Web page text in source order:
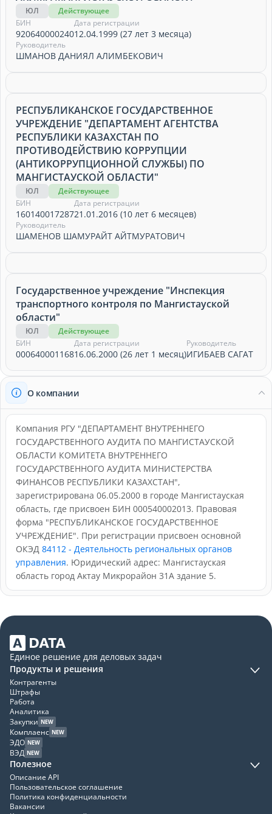
ЮЛ
Действующее
БИН
920640000240
Дата регистрации
12.04.1999 (27 лет 3 месяца)
Руководитель
ШМАНОВ ДАНИЯЛ АЛИМБЕКОВИЧ
РЕСПУБЛИКАНСКОЕ ГОСУДАРСТВЕННОЕ
УЧРЕЖДЕНИЕ "ДЕПАРТАМЕНТ АГЕНТСТВА
РЕСПУБЛИКИ КАЗАХСТАН ПО
ПРОТИВОДЕЙСТВИЮ КОРРУПЦИИ
(АНТИКОРРУПЦИОННОЙ СЛУЖБЫ) ПО
МАНГИСТАУСКОЙ ОБЛАСТИ"
ЮЛ
Действующее
БИН
160140017287
Дата регистрации
21.01.2016 (10 лет 6 месяцев)
Руководитель
ШАМЕНОВ ШАМУРАЙТ АЙТМУРАТОВИЧ
Государственное учреждение "Инспекция
транспортного контроля по Мангистауской
области"
ЮЛ
Действующее
БИН
000640001168
Дата регистрации
16.06.2000 (26 лет 1 месяц)
Руководитель
ИГИБАЕВ САГАТ
О компании
Компания РГУ "ДЕПАРТАМЕНТ ВНУТРЕННЕГО
ГОСУДАРСТВЕННОГО АУДИТА ПО МАНГИСТАУСКОЙ
ОБЛАСТИ КОМИТЕТА ВНУТРЕННЕГО
ГОСУДАРСТВЕННОГО АУДИТА МИНИСТЕРСТВА
ФИНАНСОВ РЕСПУБЛИКИ КАЗАХСТАН",
зарегистрирована 06.05.2000 в городе Мангистауская
область, где присвоен БИН 000540002013. Правовая
форма "РЕСПУБЛИКАНСКОЕ ГОСУДАРСТВЕННОЕ
УЧРЕЖДЕНИЕ". При регистрации присвоен основной
ОКЭД 84112 - Деятельность региональных органов
управления. Юридический адрес: Мангистауская
область город Актау Микрорайон 31А здание 5.
Единое решение для деловых задач
Продукты и решения
Контрагенты
Штрафы
Работа
Аналитика
Закупки NEW
Комплаенс NEW
ЭДО NEW
ВЭД NEW
Полезное
Описание API
Пользовательское соглашение
Политика конфиденциальности
Вакансии